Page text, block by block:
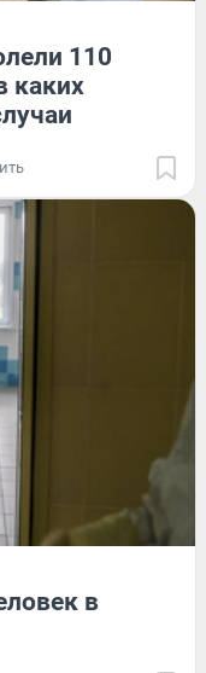
110
каких
в